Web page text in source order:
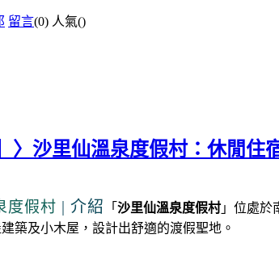
留言(0) 人氣()
〉沙里仙溫泉度假村：休閒
度假村 | 介紹 「 沙里仙溫泉度假村」位處於
築及小木屋，設計出舒適的渡假聖地。